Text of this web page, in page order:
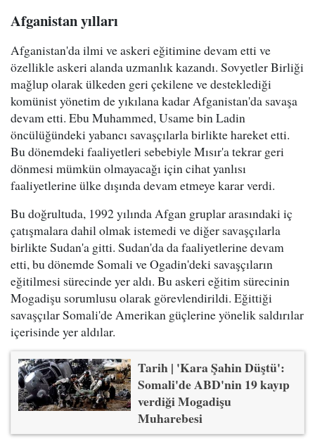
Afganistan yılları
Afganistan'da ilmi ve askeri eğitimine devam etti ve
özellikle askeri alanda uzmanlık kazandı. Sovyetler Birliği
mağlup olarak ülkeden geri çekilene ve desteklediği
komünist yönetim de yıkılana kadar Afganistan'da savaşa
devam etti. Ebu Muhammed, Usame bin Ladin
öncülüğündeki yabancı savaşçılarla birlikte hareket etti.
Bu dönemdeki faaliyetleri sebebiyle Mısır'a tekrar geri
dönmesi mümkün olmayacağı için cihat yanlısı
faaliyetlerine ülke dışında devam etmeye karar verdi.
Bu doğrultuda, 1992 yılında Afgan gruplar arasındaki iç
çatışmalara dahil olmak istemedi ve diğer savaşçılarla
birlikte Sudan'a gitti. Sudan'da da faaliyetlerine devam
etti, bu dönemde Somali ve Ogadin'deki savaşçıların
eğitilmesi sürecinde yer aldı. Bu askeri eğitim sürecinin
Mogadişu sorumlusu olarak görevlendirildi. Eğittiği
savaşçılar Somali'de Amerikan güçlerine yönelik saldırılar
içerisinde yer aldılar.
Tarih | 'Kara Şahin Düştü':
Somali'de ABD'nin 19 kayıp
verdiği Mogadişu
Muharebesi